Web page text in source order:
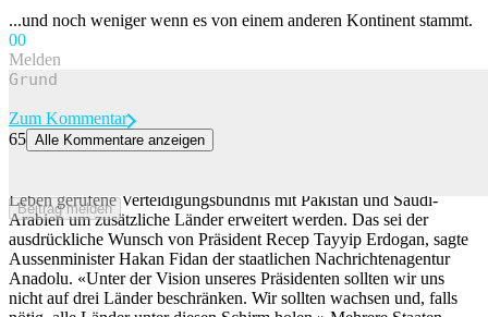
...und noch weniger wenn es von einem anderen Kontinent stammt.
00
Melden
Beitrag melden
Zum Kommentar
65 Alle Kommentare anzeigen
Leben gerufene Verteidigungsbündnis mit Pakistan und Saudi-
Arabien um zusätzliche Länder erweitert werden. Das sei der
ausdrückliche Wunsch von Präsident Recep Tayyip Erdogan, sagte
Aussenminister Hakan Fidan der staatlichen Nachrichtenagentur
Anadolu. «Unter der Vision unseres Präsidenten sollten wir uns
nicht auf drei Länder beschränken. Wir sollten wachsen und, falls